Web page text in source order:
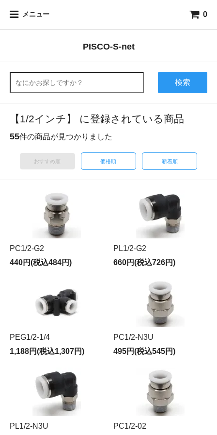
メニュー 0
PISCO-S-net
検索
【1/2インチ】 に登録されている商品
55件の商品が見つかりました
おすすめ順 価格順 新着順
PC1/2-G2
440円(税込484円)
PL1/2-G2
660円(税込726円)
PEG1/2-1/4
1,188円(税込1,307円)
PC1/2-N3U
495円(税込545円)
PL1/2-N3U PC1/2-02